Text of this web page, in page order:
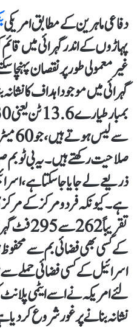
دفاعی ماہرین کے مطابق امریکی
پہاڑوں کے اندر گہرائی میں قائم
غیرمعمولی طور پر نقصان پہنچا
گہرائی میں موجود اہداف کا
سے
صلاحیت رکھتے ہیں۔ یہ بی ٹو
ذریعے لے جایا جا سکتا ہے
ہے۔کیونکہ فردومرکز کے
تقریباً
کے کسی بھی فضائی بم سے
اسرائیل کے کسی فضائی حملے سے
لئے امریکہ نے اسے ایٹمی
نشانہ بنانے پر غور شروع کر